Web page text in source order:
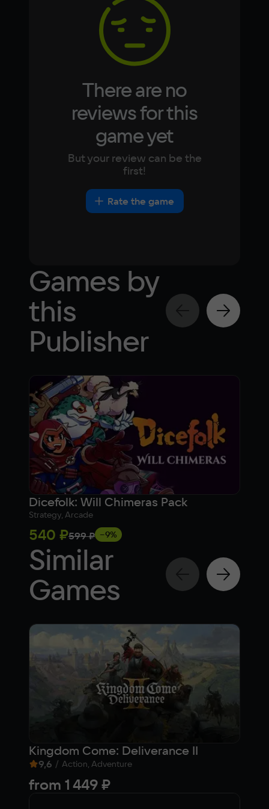
Video card
GeForce GTX 1080
DirectX(R): 12, Звуковая карта: совместимая
Japanese
There are no
reviews for this
game yet
But your review can be the
first!
Rate the game
Games by
this
Publisher
Dicefolk: Will Chimeras Pack
Strategy, Arcade
540 ₽599 ₽ −9%
Similar
Games
Kingdom Come: Deliverance II
9,6 / Action, Adventure
from 1 449 ₽